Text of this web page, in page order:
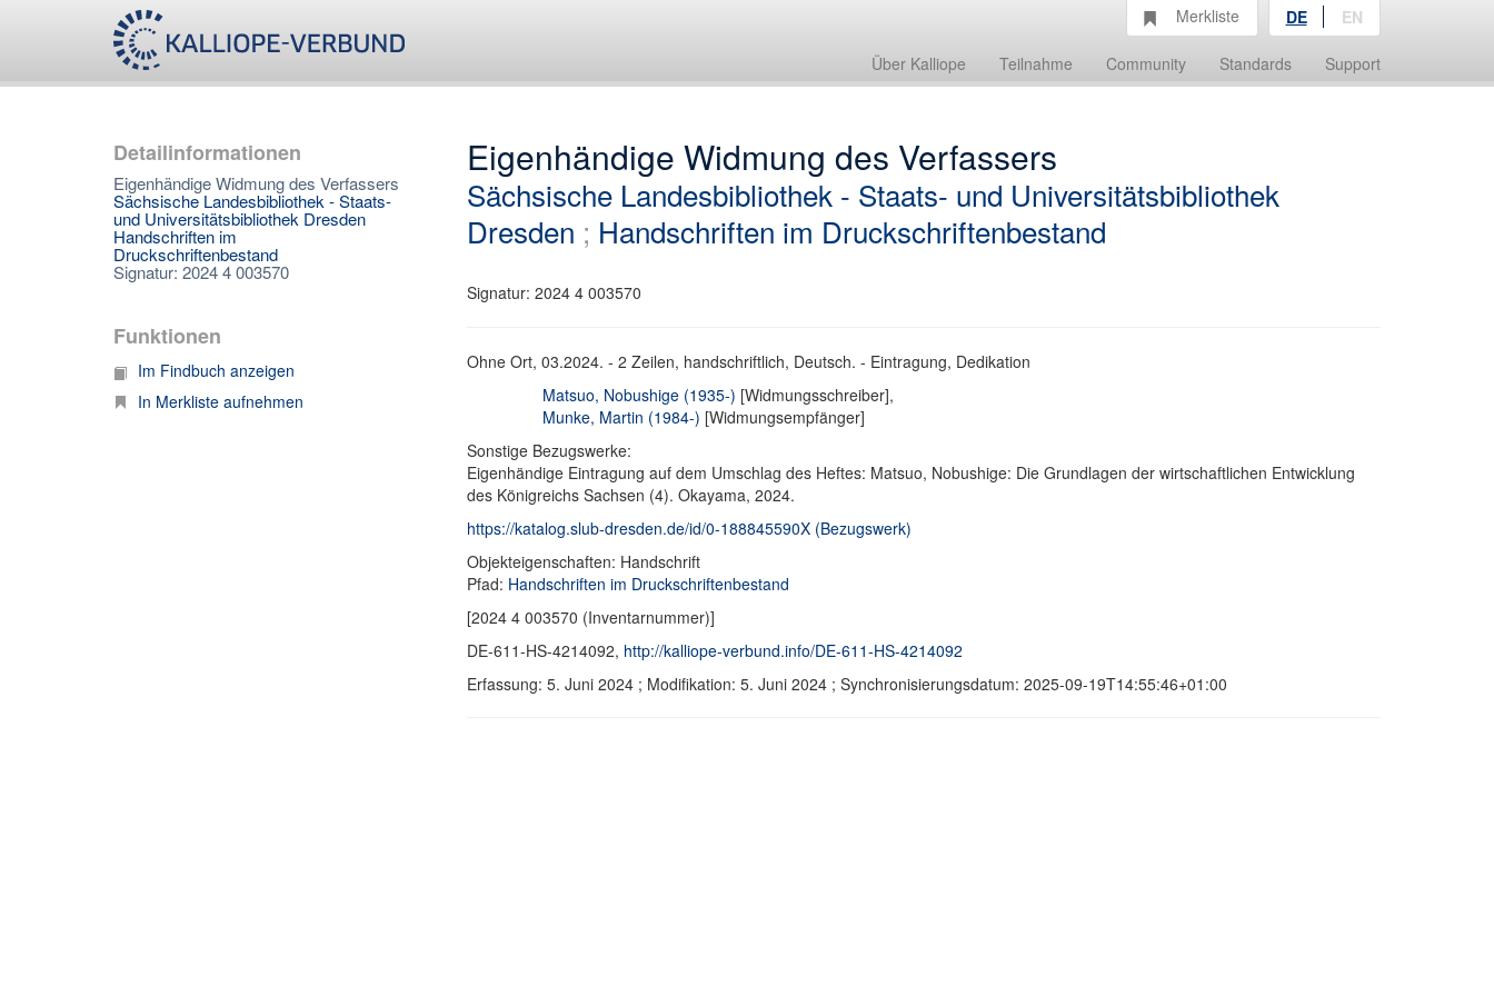
Über Kalliope Teilnahme Community Standards Support
Merkliste DE EN
Detailinformationen
Eigenhändige Widmung des Verfassers
Sächsische Landesbibliothek - Staats-
und Universitätsbibliothek Dresden
Handschriften im
Druckschriftenbestand
Signatur: 2024 4 003570
Funktionen
Im Findbuch anzeigen
In Merkliste aufnehmen
Eigenhändige Widmung des Verfassers
Sächsische Landesbibliothek - Staats- und Universitätsbibliothek
Dresden ; Handschriften im Druckschriftenbestand
Signatur: 2024 4 003570
Ohne Ort, 03.2024. - 2 Zeilen, handschriftlich, Deutsch. - Eintragung, Dedikation
Matsuo, Nobushige (1935-) [Widmungsschreiber],
Munke, Martin (1984-) [Widmungsempfänger]
Sonstige Bezugswerke:
Eigenhändige Eintragung auf dem Umschlag des Heftes: Matsuo, Nobushige: Die Grundlagen der wirtschaftlichen Entwicklung
des Königreichs Sachsen (4). Okayama, 2024.
https://katalog.slub-dresden.de/id/0-188845590X (Bezugswerk)
Objekteigenschaften: Handschrift
Pfad: Handschriften im Druckschriftenbestand
[2024 4 003570 (Inventarnummer)]
DE-611-HS-4214092, http://kalliope-verbund.info/DE-611-HS-4214092
Erfassung: 5. Juni 2024 ; Modifikation: 5. Juni 2024 ; Synchronisierungsdatum: 2025-09-19T14:55:46+01:00